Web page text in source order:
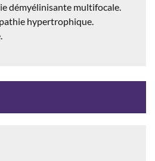
démyélinisante multifocale.
hypertrophique.